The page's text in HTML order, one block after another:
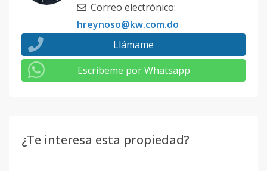
Correo electrónico:
hreynoso@kw.com.do
Llámame
Escribeme por Whatsapp
¿Te interesa esta propiedad?